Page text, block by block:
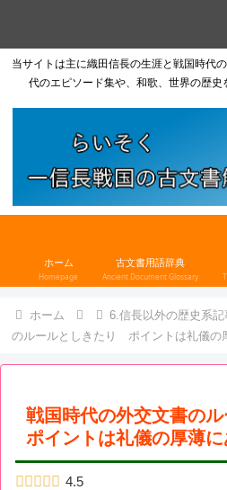
当サイトは主に織田信長の生涯と戦国時代
代のエピソード集や、和歌、世界の歴史
ホーム
Homepage
古文書用語辞典
Ancient Document Glossary
ホーム 6.信長以外の歴史系記
のルールとしきたり ポイントは礼儀の
戦国時代の外交文書の
ポイントは礼儀の厚薄に
4.5